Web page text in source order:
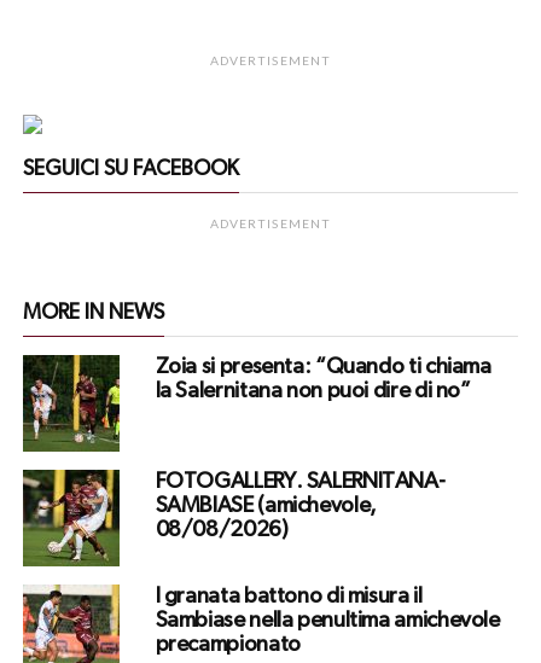
ADVERTISEMENT
SEGUICI SU FACEBOOK
ADVERTISEMENT
MORE IN NEWS
Zoia si presenta: “Quando ti chiama
la Salernitana non puoi dire di no”
FOTOGALLERY. SALERNITANA-
SAMBIASE (amichevole,
08/08/2026)
I granata battono di misura il
Sambiase nella penultima amichevole
precampionato